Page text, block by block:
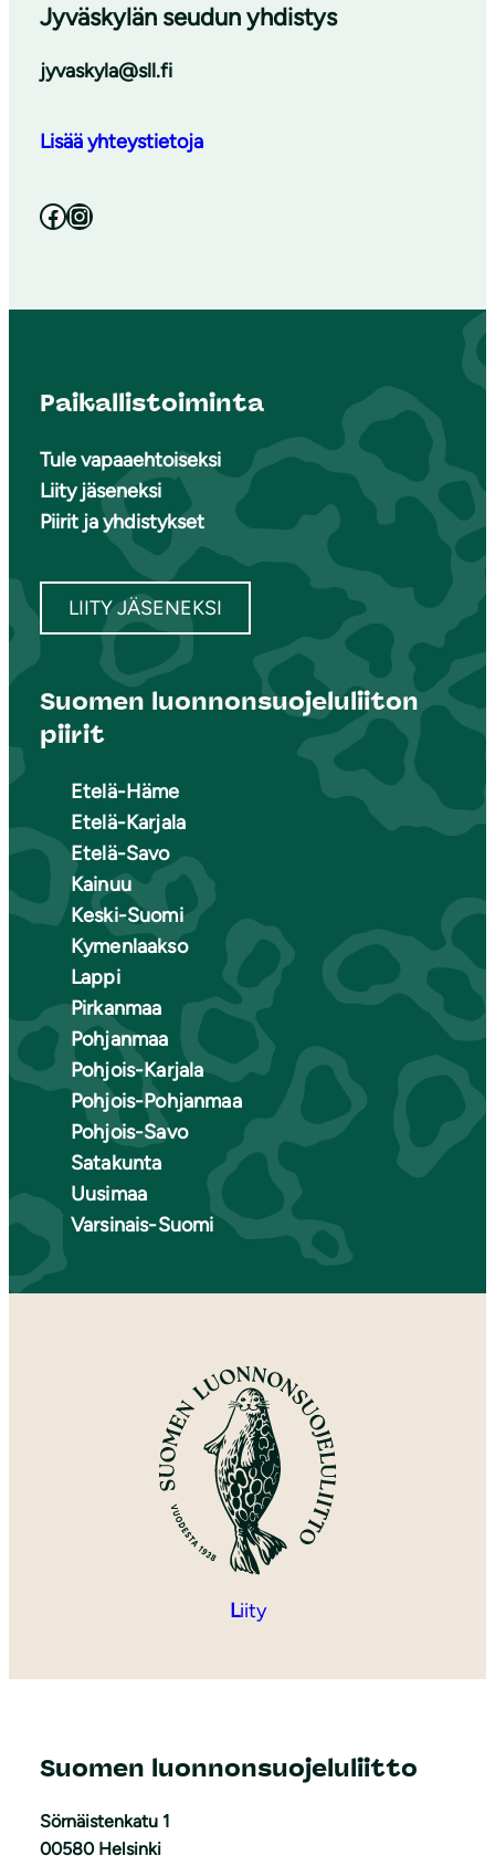
Jyväskylän seudun yhdistys
jyvaskyla@sll.fi
Lisää yhteystietoja
Facebook Instagram
Paikallistoiminta
Tule vapaaehtoiseksi
Liity jäseneksi
Piirit ja yhdistykset
LIITY JÄSENEKSI
Suomen luonnonsuojeluliiton
piirit
Etelä-Häme
Etelä-Karjala
Etelä-Savo
Kainuu
Keski-Suomi
Kymenlaakso
Lappi
Pirkanmaa
Pohjanmaa
Pohjois-Karjala
Pohjois-Pohjanmaa
Pohjois-Savo
Satakunta
Uusimaa
Varsinais-Suomi
Liity
Suomen luonnonsuojeluliitto
Sörnäistenkatu 1
00580 Helsinki